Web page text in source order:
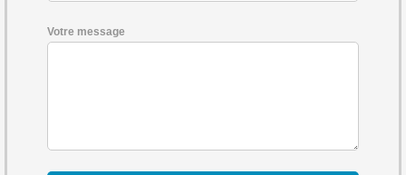
Votre message